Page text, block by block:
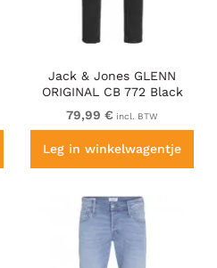
Jack & Jones GLENN
ORIGINAL CB 772 Black
Denim
79,99 € incl. BTW
Leg in winkelwagentje